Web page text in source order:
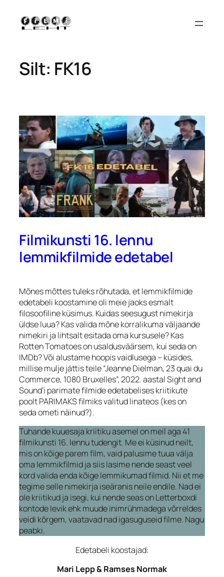
sisu
juurde
Silt: FK16
Filmikunsti 16. lennu
lemmikfilmide edetabel
Mõnes mõttes tuleks rõhutada, et lemmikfilmide
edetabeli koostamine oli meie jaoks esmalt
filosoofiline küsimus. Kuidas seesugust nimekirja
üldse luua? Kas valida mõne korralikuma väljaande
nimekiri ja lihtsalt esitada oma kursusele? Kas
Rotten Tomatoes on usaldusväärsem, kui seda on
IMDb? Või alustame hoopis vaidlusega – küsides,
millise mulje jättis teile “Jeanne Dielman, 23 quai du
Commerce, 1080 Bruxelles”, 2022. aastal Sight and
Sound’i parimate filmide edetabelises kriitikute
poolt PARIMAKS filmiks valitud linateos (kes on
seda ometi näinud?).
Tuhande kuuesaja kriitiku asemel on meil aga 41
filmikunsti 16. lennu tudengit. Me ei küsinud neilt,
mis on kõige parem film, vaid palusime tuua välja
oma lemmikfilmid ja siis lasime nende seast veel
kord valida enda kõige lemmikumad filmid. Nii et me
tegime selle nimekirja iseäranis neile endile. Nad ei
ole kriitikud ja isegi, kui nende seas on Letterboxdi
kontode levik ehk muude inimrühmadega võrreldes
veidi kõrgem, vaatavad nad igasuguseid filme. Nagu
peabki.
Edetabeli koostajad:
Mari Lepp & Ramses Normak